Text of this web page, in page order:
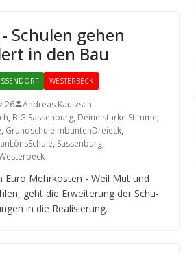
Schu­len gehen
in den Bau
WESTERBECK
26
Andreas Kautzsch
, BIG Sassenburg, Deine starke Stimme,
, GrundschuleimbuntenDreieck,
, Sassenburg,
Euro Mehr­kos­ten - Weil Mut und
geht die Erwei­te­rung der Schu­
in die Realisierung.